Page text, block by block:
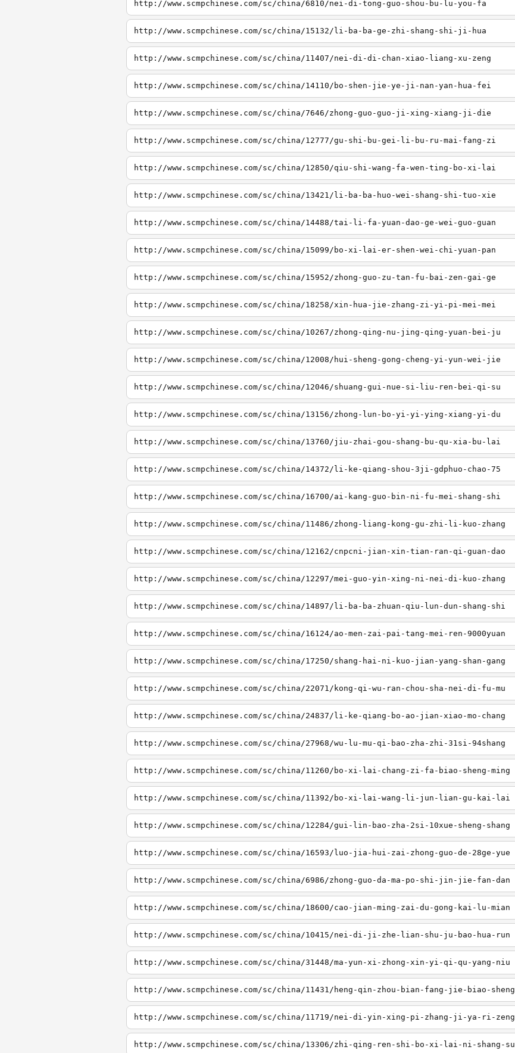
http://www.scmpchinese.com/sc/china/6810/nei-di-tong-guo-shou-bu-lu-you-fa
http://www.scmpchinese.com/sc/china/15132/li-ba-ba-ge-zhi-shang-shi-ji-hua
http://www.scmpchinese.com/sc/china/11407/nei-di-di-chan-xiao-liang-xu-zeng
http://www.scmpchinese.com/sc/china/14110/bo-shen-jie-ye-ji-nan-yan-hua-fei
http://www.scmpchinese.com/sc/china/7646/zhong-guo-guo-ji-xing-xiang-ji-die
http://www.scmpchinese.com/sc/china/12777/gu-shi-bu-gei-li-bu-ru-mai-fang-zi
http://www.scmpchinese.com/sc/china/12850/qiu-shi-wang-fa-wen-ting-bo-xi-lai
http://www.scmpchinese.com/sc/china/13421/li-ba-ba-huo-wei-shang-shi-tuo-xie
http://www.scmpchinese.com/sc/china/14488/tai-li-fa-yuan-dao-ge-wei-guo-guan
http://www.scmpchinese.com/sc/china/15099/bo-xi-lai-er-shen-wei-chi-yuan-pan
http://www.scmpchinese.com/sc/china/15952/zhong-guo-zu-tan-fu-bai-zen-gai-ge
http://www.scmpchinese.com/sc/china/18258/xin-hua-jie-zhang-zi-yi-pi-mei-mei
http://www.scmpchinese.com/sc/china/10267/zhong-qing-nu-jing-qing-yuan-bei-ju
http://www.scmpchinese.com/sc/china/12008/hui-sheng-gong-cheng-yi-yun-wei-jie
http://www.scmpchinese.com/sc/china/12046/shuang-gui-nue-si-liu-ren-bei-qi-su
http://www.scmpchinese.com/sc/china/13156/zhong-lun-bo-yi-yi-ying-xiang-yi-du
http://www.scmpchinese.com/sc/china/13760/jiu-zhai-gou-shang-bu-qu-xia-bu-lai
http://www.scmpchinese.com/sc/china/14372/li-ke-qiang-shou-3ji-gdphuo-chao-75
http://www.scmpchinese.com/sc/china/16700/ai-kang-guo-bin-ni-fu-mei-shang-shi
http://www.scmpchinese.com/sc/china/11486/zhong-liang-kong-gu-zhi-li-kuo-zhang
http://www.scmpchinese.com/sc/china/12162/cnpcni-jian-xin-tian-ran-qi-guan-dao
http://www.scmpchinese.com/sc/china/12297/mei-guo-yin-xing-ni-nei-di-kuo-zhang
http://www.scmpchinese.com/sc/china/14897/li-ba-ba-zhuan-qiu-lun-dun-shang-shi
http://www.scmpchinese.com/sc/china/16124/ao-men-zai-pai-tang-mei-ren-9000yuan
http://www.scmpchinese.com/sc/china/17250/shang-hai-ni-kuo-jian-yang-shan-gang
http://www.scmpchinese.com/sc/china/22071/kong-qi-wu-ran-chou-sha-nei-di-fu-mu
http://www.scmpchinese.com/sc/china/24837/li-ke-qiang-bo-ao-jian-xiao-mo-chang
http://www.scmpchinese.com/sc/china/27968/wu-lu-mu-qi-bao-zha-zhi-31si-94shang
http://www.scmpchinese.com/sc/china/11260/bo-xi-lai-chang-zi-fa-biao-sheng-ming
http://www.scmpchinese.com/sc/china/11392/bo-xi-lai-wang-li-jun-lian-gu-kai-lai
http://www.scmpchinese.com/sc/china/12284/gui-lin-bao-zha-2si-10xue-sheng-shang
http://www.scmpchinese.com/sc/china/16593/luo-jia-hui-zai-zhong-guo-de-28ge-yue
http://www.scmpchinese.com/sc/china/6986/zhong-guo-da-ma-po-shi-jin-jie-fan-dan
http://www.scmpchinese.com/sc/china/18600/cao-jian-ming-zai-du-gong-kai-lu-mian
http://www.scmpchinese.com/sc/china/10415/nei-di-ji-zhe-lian-shu-ju-bao-hua-run
http://www.scmpchinese.com/sc/china/31448/ma-yun-xi-zhong-xin-yi-qi-qu-yang-niu
http://www.scmpchinese.com/sc/china/11431/heng-qin-zhou-bian-fang-jie-biao-sheng
http://www.scmpchinese.com/sc/china/11719/nei-di-yin-xing-pi-zhang-ji-ya-ri-zeng
http://www.scmpchinese.com/sc/china/13306/zhi-qing-ren-shi-bo-xi-lai-ni-shang-su